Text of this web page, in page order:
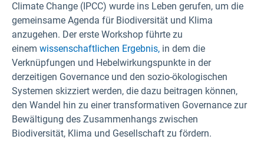
Climate Change (IPCC) wurde ins Leben gerufen, um die
gemeinsame Agenda für Biodiversität und Klima
anzugehen. Der erste Workshop führte zu
einem wissenschaftlichen Ergebnis, in dem die
Verknüpfungen und Hebelwirkungspunkte in der
derzeitigen Governance und den sozio-ökologischen
Systemen skizziert werden, die dazu beitragen können,
den Wandel hin zu einer transformativen Governance zur
Bewältigung des Zusammenhangs zwischen
Biodiversität, Klima und Gesellschaft zu fördern.